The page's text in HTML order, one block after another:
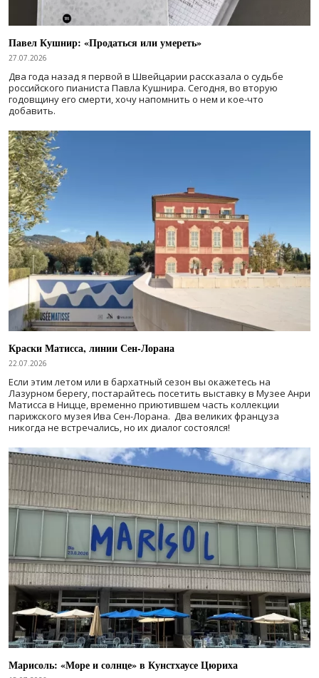
Павел Кушнир: «Продаться или умереть»
27.07.2026
Два года назад я первой в Швейцарии рассказала о судьбе
российского пианиста Павла Кушнира. Сегодня, во вторую
годовщину его смерти, хочу напомнить о нем и кое-что
добавить.
Краски Матисса, линии Сен-Лорана
22.07.2026
Если этим летом или в бархатный сезон вы окажетесь на
Лазурном берегу, постарайтесь посетить выставку в Музее Анри
Матисса в Ницце, временно приютившем часть коллекции
парижского музея Ива Сен-Лорана. Два великих француза
никогда не встречались, но их диалог состоялся!
Марисоль: «Море и солнце» в Кунстхаусе Цюриха